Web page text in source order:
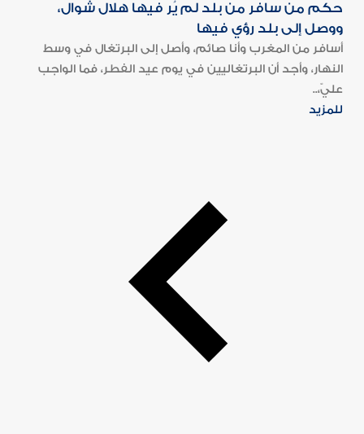
حكم من سافر من بلد لم يُر فيها هلال شوال،
ووصل إلى بلد رؤي فيها
أسافر من المغرب وأنا صائم، وأصل إلى البرتغال في وسط
النهار، وأجد أن البرتغاليين في يوم عيد الفطر، فما الواجب
عليّ،..
للمزيد